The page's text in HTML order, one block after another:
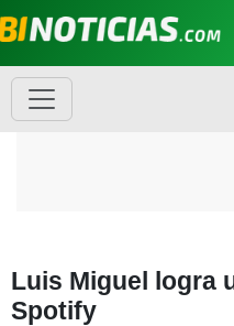
Luis Miguel logra
Spotify